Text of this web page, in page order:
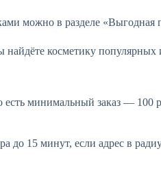
можно в разделе «Выгодная
найдёте косметику
есть минимальный заказ —
до 15 минут, если адрес в